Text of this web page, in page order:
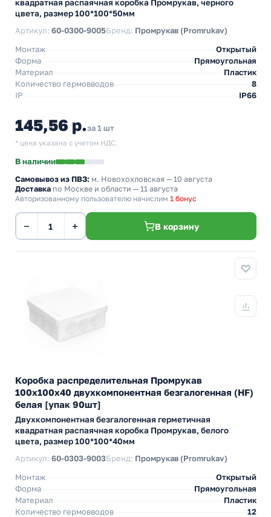
квадратная распаячная коробка Промрукав, черного
цвета, размер 100*100*50мм
Артикул: 60-0300-9005Бренд: Промрукав (Promrukav)
Монтаж
Открытый
Форма
Прямоугольная
Материал
Пластик
Количество гермовводов
8
IP
IP66
145,56 р.за 1 шт
* цена указана с учетом НДС.
В наличии
Самовывоз из ПВЗ: м. Новохохловская — 10 августа
Доставка по Москве и области — 11 августа
Авторизованному пользователю начислим 1 бонус
− + В корзину
Коробка распределительная Промрукав
100х100х40 двухкомпонентная безгалогенная (HF)
белая [упак 90шт]
Двухкомпонентная безгалогенная герметичная
квадратная распаячная коробка Промрукав, белого
цвета, размер 100*100*40мм
Артикул: 60-0303-9003Бренд: Промрукав (Promrukav)
Монтаж
Открытый
Форма
Прямоугольная
Материал
Пластик
Количество гермовводов
12